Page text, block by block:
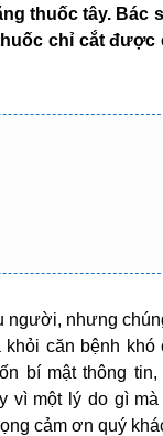
thuốc tây. Bác
chỉ cắt được
người, nhưng
căn bệnh khó
bí mật thông tin,
vì một lý do gì mà
cảm ơn quý